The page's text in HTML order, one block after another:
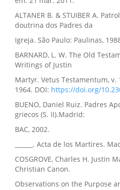
ALTANER B. & STUIBER A.
doutrina dos Padres da
Igreja. São Paulo: Paulinas,
BARNARD, L. W. The Old
Writings of Justin
Martyr. Vetus Testamentum, v.
1964. DOI: https://doi.org/
BUENO, Daniel Ruiz. Padres
griecos (S. II).Madrid:
BAC, 2002.
______. Acta de los Martires.
COSGROVE, Charles H. Justin
Christian Canon.
Observations on the Purpose